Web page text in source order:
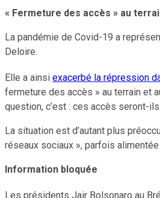
« Fermeture des accès » au
La pandémie de Covid-19 a
Deloire.
Elle a ainsi exacerbé la répression
fermeture des accès » au terrain et
question, c’est : ces accès seront-
La situation est d’autant plus
réseaux sociaux », parfois
Information bloquée
Les présidents Jair Bolsonaro au